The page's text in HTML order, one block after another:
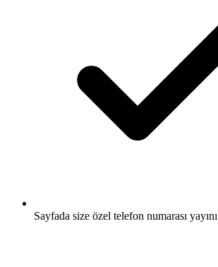
Sayfada size özel telefon numarası yayını